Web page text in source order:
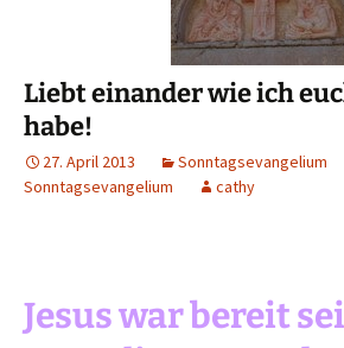
Liebt einander wie ich
habe!
27. April 2013 Sonntagsevangelium
Sonntagsevangelium
cathy
Jesus war bereit